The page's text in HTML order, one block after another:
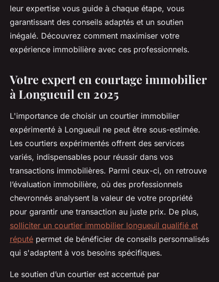
leur expertise vous guide à chaque étape, vous
garantissant des conseils adaptés et un soutien
inégalé. Découvrez comment maximiser votre
expérience immobilière avec ces professionnels.
Votre expert en courtage immobilier
à Longueuil en 2025
L'importance de choisir un courtier immobilier
expérimenté à Longueuil ne peut être sous-estimée.
Les courtiers expérimentés offrent des services
variés, indispensables pour réussir dans vos
transactions immobilières. Parmi ceux-ci, on retrouve
l’évaluation immobilière, où des professionnels
chevronnés analysent la valeur de votre propriété
pour garantir une transaction au juste prix. De plus,
solliciter un courtier immobilier longueuil qualifié et
réputé permet de bénéficier de conseils personnalisés
qui s'adaptent à vos besoins spécifiques.
Le soutien d’un courtier est accentué par